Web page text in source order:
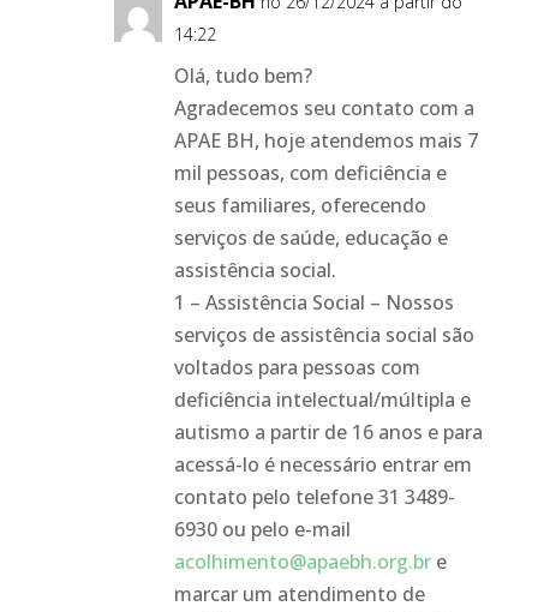
14:22
Olá, tudo bem?
Agradecemos seu contato com a
APAE BH, hoje atendemos mais 7
mil pessoas, com deficiência e
seus familiares, oferecendo
serviços de saúde, educação e
assistência social.
1 – Assistência Social – Nossos
serviços de assistência social são
voltados para pessoas com
deficiência intelectual/múltipla e
autismo a partir de 16 anos e para
acessá-lo é necessário entrar em
contato pelo telefone 31 3489-
6930 ou pelo e-mail
acolhimento@apaebh.org.bre
marcar um atendimento de